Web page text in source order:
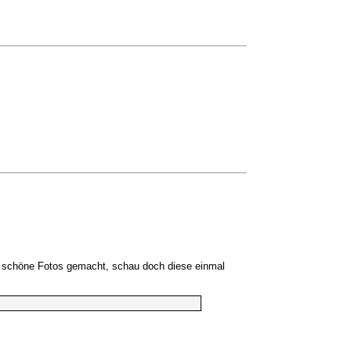
Fotos gemacht, schau doch diese einmal